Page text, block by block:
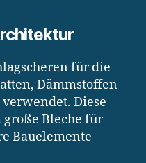
für die
Dämmstoffen
Diese
Bleche für
Bauelemente